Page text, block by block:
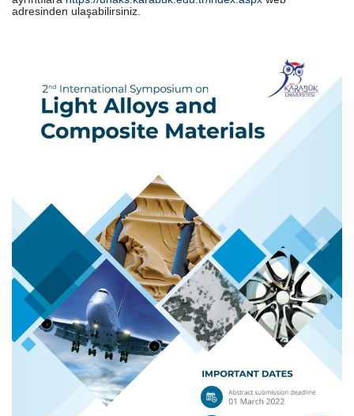
adresinden ulaşabilirsiniz.